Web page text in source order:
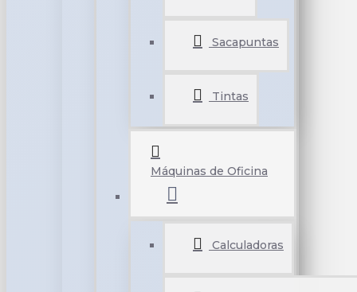
Sacapuntas
Tintas
Máquinas de Oficina
Calculadoras